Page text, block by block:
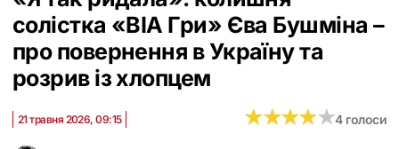
солістка «‎ВІА Гри» Єва Бушміна –
про повернення в Україну та
розрив із хлопцем
21 травня 2026, 09:15 ★★★★★
★★★★★4 голоси